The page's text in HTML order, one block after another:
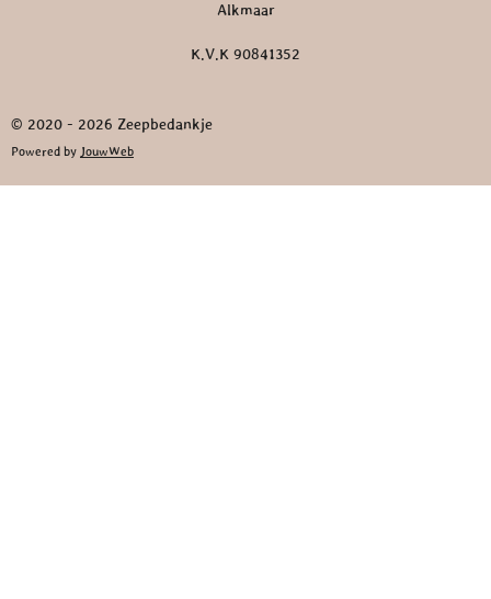
Alkmaar
K.V.K 90841352
© 2020 - 2026 Zeepbedankje
Powered by JouwWeb